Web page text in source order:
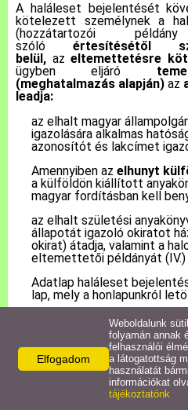
Versenyképes Járások
Program
Pályázatok
Közérdekű információk
Letölthető nyomtatványok
E-ügyintézés
Anyakönyvi ügyek
Rendeletek,
Dokumentumok
Álláspályázat
A haláleset bejelentését
kötelezett személynek a
(hozzátartozói
szóló értesítésétől
belül, azeltemettetésre
ügyben eljáró
(meghatalmazás alapján) az
leadja:
az elhalt magyar
igazolására alkalmas
azonosítót és lakcímet
Amennyiben az elhunyt
a külföldön kiállított
magyar fordításban kell
az elhalt születési
állapotát igazoló okiratot
okirat) átadja, valamint a
eltemettetői példányát
Adatlap haláleset
lap, mely a honlapunkról
A hozzátartozó
anyakönyvvezetőtől,
házasságkötését, családi
özvegység) rögzítse be az
esetben ezekről az
Elfogadom
Weboldalunk
folyamán annak
felhasználói
a látogatottság
használatát
információkat
tájékoztatónk